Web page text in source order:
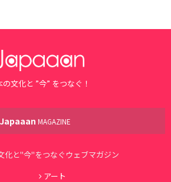
の文化と ”今” をつなぐ！
Japaaan MAGAZINE
化と"今"をつなぐウェブマガジン
アート